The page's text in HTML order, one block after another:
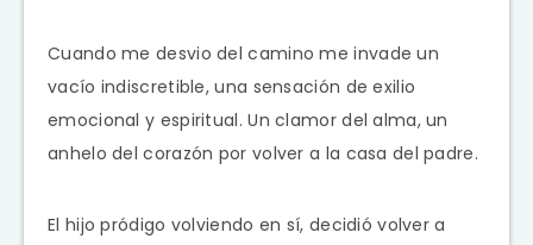
Cuando me desvio del camino me invade un
vacío indiscretible, una sensación de exilio
emocional y espiritual. Un clamor del alma, un
anhelo del corazón por volver a la casa del padre.
El hijo pródigo volviendo en sí, decidió volver a